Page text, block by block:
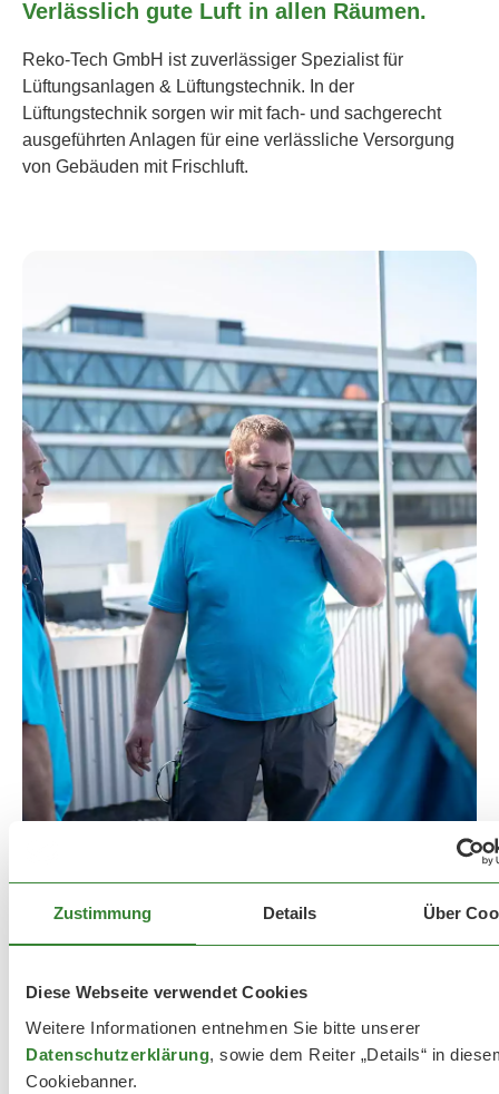
Zustimmung Details Über
Diese Webseite verwendet Cookies
Weitere Informationen entnehmen Sie bitte unserer
Datenschutzerklärung, sowie dem Reiter „Details“ in
Cookiebanner.
Verlässlich gute Luft in allen Räumen.
Reko-Tech GmbH ist zuverlässiger Spezialist für
Lüftungsanlagen & Lüftungstechnik. In der
Lüftungstechnik sorgen wir mit fach- und sachgerecht
ausgeführten Anlagen für eine verlässliche Versorgung
von Gebäuden mit Frischluft.
Wir beraten Sie
umfassend bei
Fragen zur
Lüftungstechnik